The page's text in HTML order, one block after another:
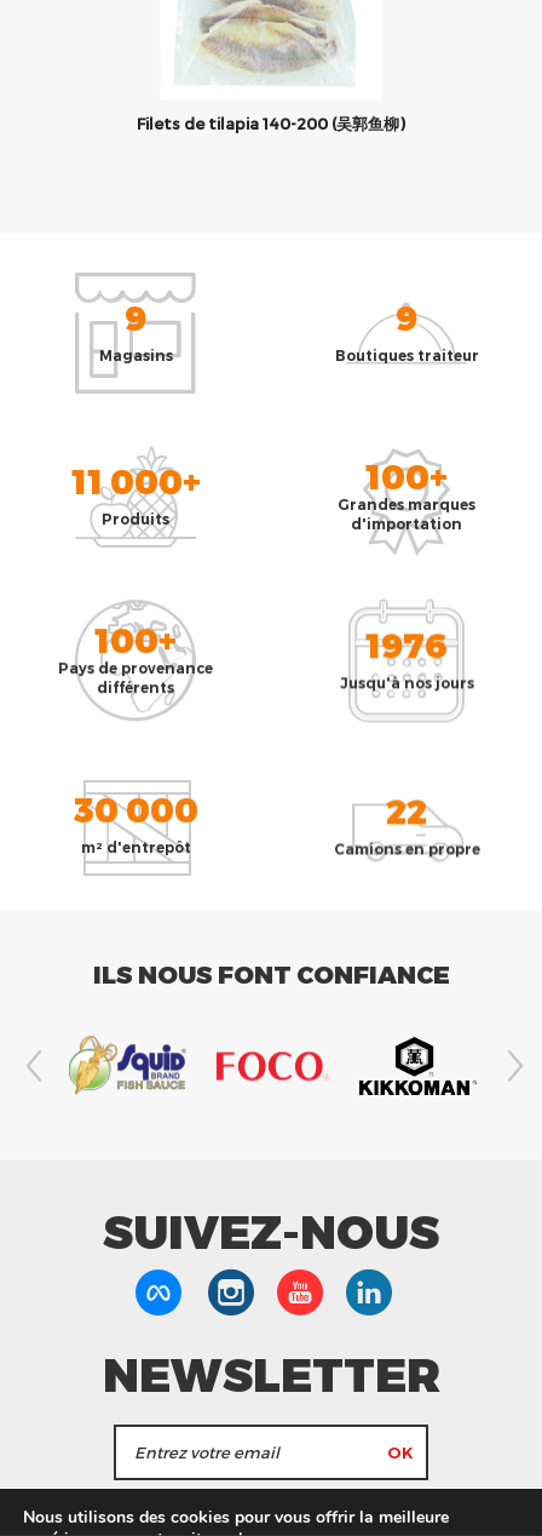
Filets de tilapia 140-200 (吴郭鱼柳)
9
Magasins
9
Boutiques traiteur
11 000+
Produits
100+
Grandes marques
d'importation
100+
Pays de provenance
différents
1976
Jusqu'à nos jours
30 000
m² d'entrepôt
22
Camions en propre
ILS NOUS FONT CONFIANCE
SUIVEZ-NOUS
NEWSLETTER
J'accepte de recevoir les actualités et les
Nous utilisons des cookies pour vous offrir la meilleure